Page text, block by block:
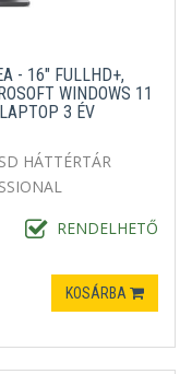
- 16" FULLHD+,
WINDOWS 11
3 ÉV
HÁTTÉRTÁR
RENDELHETŐ
KOSÁRBA